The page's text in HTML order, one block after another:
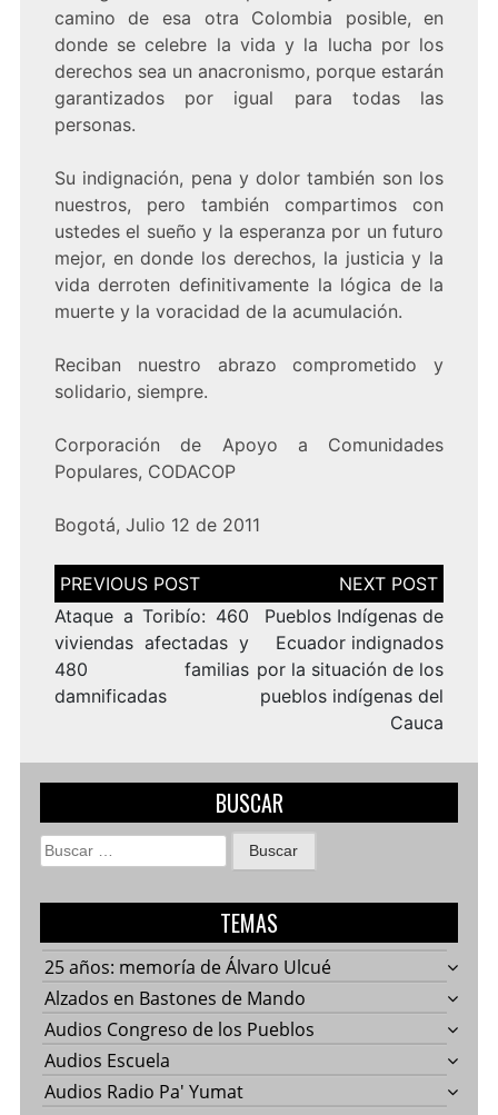
camino de esa otra Colombia posible, en
donde se celebre la vida y la lucha por los
derechos sea un anacronismo, porque estarán
garantizados por igual para todas las
personas.
Su indignación, pena y dolor también son los
nuestros, pero también compartimos con
ustedes el sueño y la esperanza por un futuro
mejor, en donde los derechos, la justicia y la
vida derroten definitivamente la lógica de la
muerte y la voracidad de la acumulación.
Reciban nuestro abrazo comprometido y
solidario, siempre.
Corporación de Apoyo a Comunidades
Populares, CODACOP
Bogotá, Julio 12 de 2011
Navegación
de
entradas
Ataque a Toribío: 460
viviendas afectadas y
480 familias
damnificadas
Pueblos Indígenas de
Ecuador indignados
por la situación de los
pueblos indígenas del
Cauca
BUSCAR
Buscar:
TEMAS
25 años: memoría de Álvaro Ulcué
Alzados en Bastones de Mando
Audios Congreso de los Pueblos
Audios Escuela
Audios Radio Pa' Yumat